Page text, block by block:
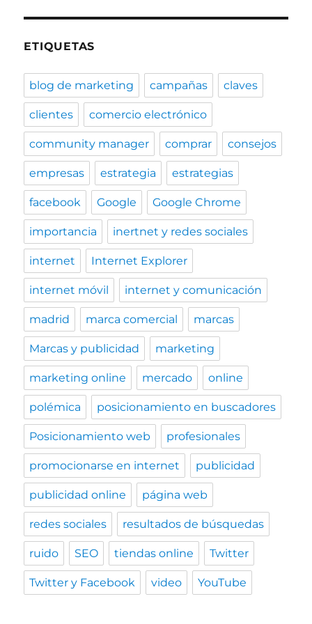
ETIQUETAS
blog de marketing campañas claves
clientes comercio electrónico
community manager comprar consejos
empresas estrategia estrategias
facebook Google Google Chrome
importancia inertnet y redes sociales
internet Internet Explorer
internet móvil internet y comunicación
madrid marca comercial marcas
Marcas y publicidad marketing
marketing online mercado online
polémica posicionamiento en buscadores
Posicionamiento web profesionales
promocionarse en internet publicidad
publicidad online página web
redes sociales resultados de búsquedas
ruido SEO tiendas online Twitter
Twitter y Facebook video YouTube